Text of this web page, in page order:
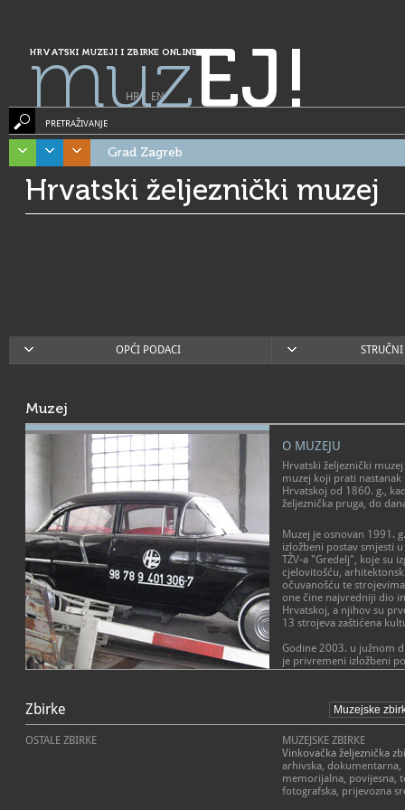
HRVATSKI MUZEJI I ZBIRKE ONLINE
muzEJ!
HR| EN
PRETRAŽIVANJE
Grad Zagreb
Hrvatski željeznički muzej
OPĆI PODACI
Muzej
O MUZEJU
Hrvatski željeznički
muzej koji prati nastanak
Hrvatskoj od 1860. g.,
željeznička pruga, do
Muzej je osnovan 1991.
izložbeni postav smjesti
TŽV-a "Gredelj", koje su
cjelovitošću,
očuvanošću te
one čine najvredniji dio
Hrvatskoj, a njihov su
13 strojeva zaštićena
Godine 2003. u južnom
je privremeni izložbeni
željezničkih vozila,
lokomotive i dr.
parnih lokomotiva koje
tehničke baštine na
kolodvorima, kao i
postavljena u Kulturnom
Velikom Grđevcu,
brodogradilištu te
Glavnom kolodvoru u
Zadaća Muzeja je
željezničkog sustava u
ponudu
stalnoga muzejskog
željezničke industrijske
u Zagrebu, restitucija i
konstrukcijskih,
zagrebačkih željezničkih
Zbirke
OSTALE ZBIRKE
MUZEJSKE ZBIRKE
Vinkovačka željeznička
arhivska, dokumentarna,
memorijalna, povijesna,
fotografska, prijevozna